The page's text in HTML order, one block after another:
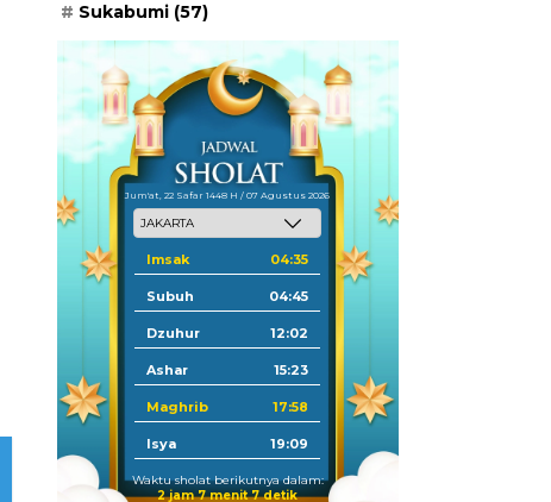
Sukabumi (57)
Jum'at, 22 Safar 1448 H / 07 Agustus 2026
Imsak 04:35
Subuh 04:45
Dzuhur 12:02
Ashar 15:23
Maghrib 17:58
Isya 19:09
Waktu sholat berikutnya dalam:
2 jam 7 menit 6 detik